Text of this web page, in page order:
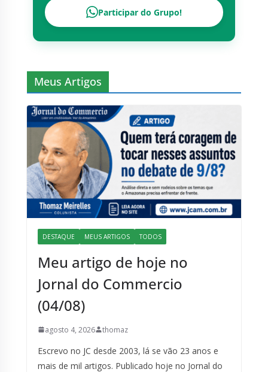
Participar do Grupo!
Meus Artigos
DESTAQUE MEUS ARTIGOS TODOS
Meu artigo de hoje no
Jornal do Commercio
(04/08)
agosto 4, 2026 thomaz
Escrevo no JC desde 2003, lá se vão 23 anos e
mais de mil artigos. Publicado hoje no Jornal do